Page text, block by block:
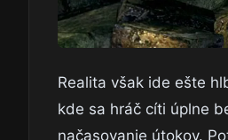
Realita však ide ešte
kde sa hráč cíti úplne
načasovanie útokov.